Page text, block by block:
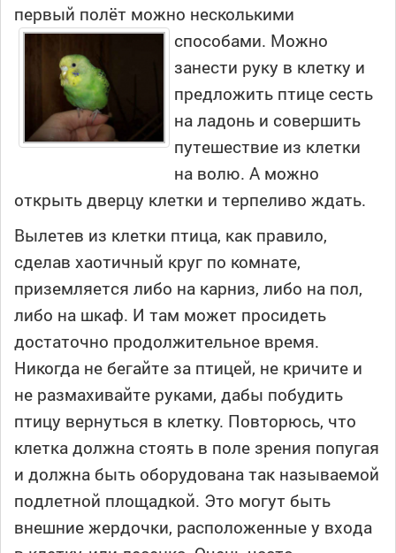
первый полёт можно несколькими
способами. Можно
занести руку в клетку и
предложить птице сесть
на ладонь и совершить
путешествие из клетки
на волю. А можно
открыть дверцу клетки и терпеливо ждать.
Вылетев из клетки птица, как правило,
сделав хаотичный круг по комнате,
приземляется либо на карниз, либо на пол,
либо на шкаф. И там может просидеть
достаточно продолжительное время.
Никогда не бегайте за птицей, не кричите и
не размахивайте руками, дабы побудить
птицу вернуться в клетку. Повторюсь, что
клетка должна стоять в поле зрения попугая
и должна быть оборудована так называемой
подлетной площадкой. Это могут быть
внешние жердочки, расположенные у входа